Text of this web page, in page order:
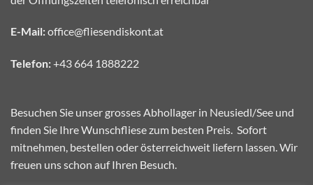
E-Mail:office@fliesendiskont.at
Telefon:+43 664 1888222
Besuchen Sie unser grosses Abhollager in Neusiedl/See und
finden Sie Ihre Wunschfliese zum besten Preis. Sofort
mitnehmen, bestellen oder österreichweit liefern lassen. Wir
freuen uns schon auf Ihren Besuch.